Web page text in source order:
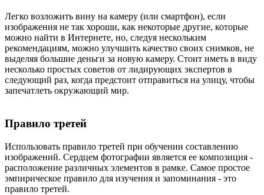
Легко возложить вину на камеру (или смартфон), если
изображения не так хороши, как некоторые другие, которые
можно найти в Интернете, но, следуя нескольким
рекомендациям, можно улучшить качество своих снимков, не
выделяя большие деньги за новую камеру. Стоит иметь в виду
несколько простых советов от лидирующих экспертов в
следующий раз, когда предстоит отправиться на улицу, чтобы
запечатлеть окружающий мир.
Правило третей
Использовать правило третей при обучении составлению
изображений. Сердцем фотографии является ее композиция -
расположение различных элементов в рамке. Самое простое
эмпирическое правило для изучения и запоминания - это
правило третей.